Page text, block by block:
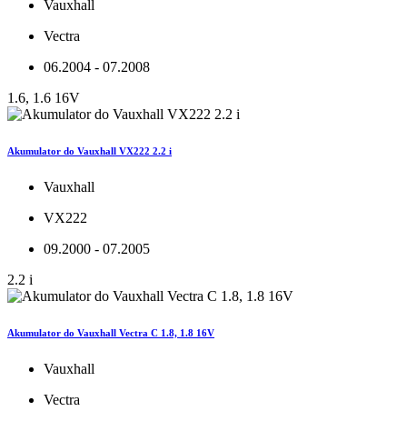
Vauxhall
Vectra
06.2004 - 07.2008
1.6, 1.6 16V
Akumulator do Vauxhall VX222 2.2 i
Vauxhall
VX222
09.2000 - 07.2005
2.2 i
Akumulator do Vauxhall Vectra C 1.8, 1.8 16V
Vauxhall
Vectra